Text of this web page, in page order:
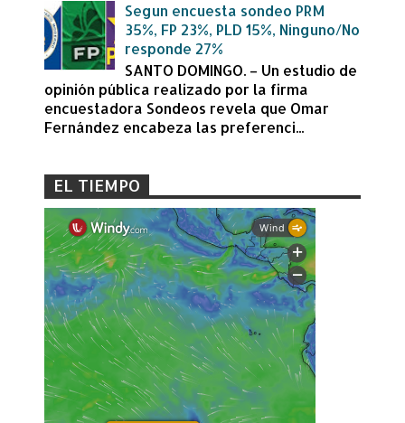
Segun encuesta sondeo PRM
35%, FP 23%, PLD 15%, Ninguno/No
responde 27%
SANTO DOMINGO. – Un estudio de
opinión pública realizado por la firma
encuestadora Sondeos revela que Omar
Fernández encabeza las preferenci...
EL TIEMPO